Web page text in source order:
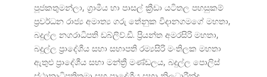
පූජකතුමන්ලා, ග්රාමීය හා පාසල් ක්රීඩා යටිතල පහසුකම්
ප්රවර්ධන රාජ්ය අමාත්ය ගරු තේනුක විදානගමගේ මහතා,
බදුල්ල නගරාධිපති ඩබ්ලිව්.ඩී. ප්රියන්ත අමරසිරි මහතා,
බදුල්ල ප්රාදේශීය සභා සභාපති රම්යසිරි මංතිලක මහතා
ඇතුළු ප්රාදේශීය සභා මන්ත්රී මණ්ඩලය, බදුල්ල පොලිස්